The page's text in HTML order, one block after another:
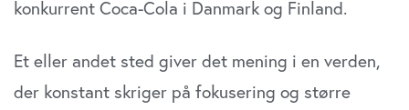
konkurrent Coca-Cola i Danmark og Finland.
Et eller andet sted giver det mening i en verden,
der konstant skriger på fokusering og større